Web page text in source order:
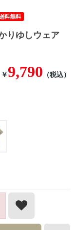
りゆしウェア
￥9,790 （税込）